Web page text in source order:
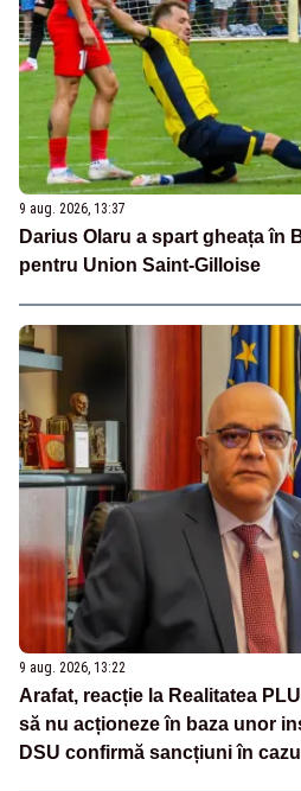
9 aug. 2026, 13:37
Darius Olaru a spart gheața în
pentru Union Saint-Gilloise
9 aug. 2026, 13:22
Arafat, reacție la Realitatea
să nu acționeze în baza unor
DSU confirmă sancțiuni în